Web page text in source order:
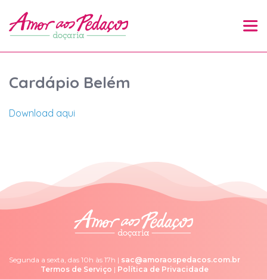
Cardápio Belém
Download aqui
Segunda a sexta, das 10h às 17h | sac@amoraospedacos.com.br
Termos de Serviço | Política de Privacidade